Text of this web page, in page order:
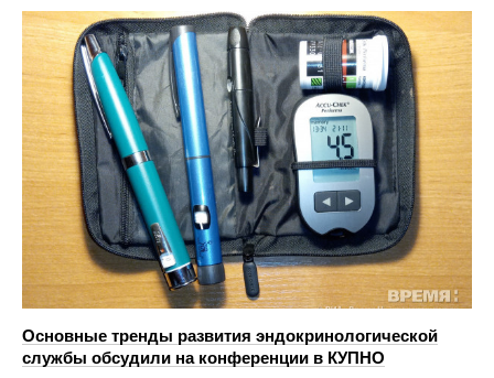
Основные тренды развития эндокринологической
службы обсудили на конференции в КУПНО